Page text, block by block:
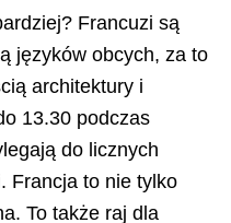
Francuzi są
języków obcych, za to
architektury i
13.30 podczas
do licznych
Francja to nie tylko
To także raj dla